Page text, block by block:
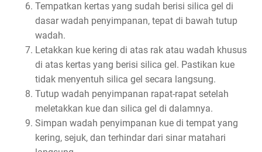
Tempatkan kertas yang sudah berisi silica gel di
dasar wadah penyimpanan, tepat di bawah tutup
wadah.
Letakkan kue kering di atas rak atau wadah khusus
di atas kertas yang berisi silica gel. Pastikan kue
tidak menyentuh silica gel secara langsung.
Tutup wadah penyimpanan rapat-rapat setelah
meletakkan kue dan silica gel di dalamnya.
Simpan wadah penyimpanan kue di tempat yang
kering, sejuk, dan terhindar dari sinar matahari